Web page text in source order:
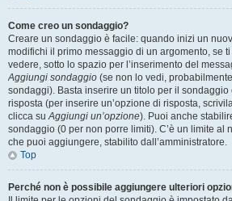
Come creo un sondaggio?
Creare un sondaggio è facile: quando inizi un
modifichi il primo messaggio di un argomento, se
vedere, sotto lo spazio per l’inserimento del
Aggiungi sondaggio (se non lo vedi,
sondaggi). Basta inserire un titolo per il
risposta (per inserire un’opzione di risposta,
clicca suAggiungi un’opzione). Puoi anche
sondaggio (0 per non porre limiti). C’è un limite al
che puoi aggiungere, stabilito dall’amministratore.
Top
Perché non è possibile aggiungere ulteriori